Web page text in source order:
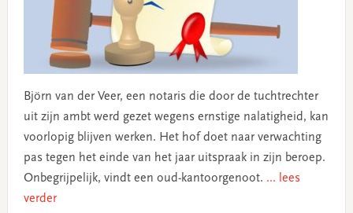
Björn van der Veer, een notaris die door de tuchtrechter
uit zijn ambt werd gezet wegens ernstige nalatigheid, kan
voorlopig blijven werken. Het hof doet naar verwachting
pas tegen het einde van het jaar uitspraak in zijn beroep.
Onbegrijpelijk, vindt een oud-kantoorgenoot. ... lees
verder